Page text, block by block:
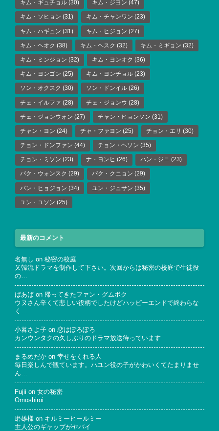
キム・ギュチョル (30) キム・ジヨン (47)
キム・ソヒョン (31) キム・チャンワン (23)
キム・ハギュン (31) キム・ヒジョン (27)
キム・ヘオク (38) キム・ヘスク (32) キム・ミギョン (32)
キム・ミンジョン (32) キム・ヨンオク (36)
キム・ヨンゴン (25) キム・ヨンチョル (23)
ソン・オクスク (30) ソン・ドンイル (26)
チェ・イルファ (28) チェ・ジョンウ (28)
チェ・ジョンウォン (27) チャン・ヒョンソン (31)
チャン・ヨン (24) チャ・ファヨン (25) チョン・エリ (30)
チョン・ドンファン (44) チョン・ヘソン (35)
チョン・ミソン (23) ナ・ヨンヒ (26) ハン・ジニ (23)
パク・ウォンスク (29) パク・クニョン (29)
パン・ヒョジョン (34) ユン・ジュサン (35)
ユン・ユソン (25)
最新のコメント
名無し on 秘密の校庭
又韓流ドラマを制作して下さい。次回からは秘密の校庭で生徒役
の…
ばあば on 帰ってきたファン・グムボク
ウヌさん辛くて悲しい役柄でしたけどハッピーエンドで終わらな
く…
小暮さよ子 on 恋はぽろぽろ
カンウンタクの久しぶりのドラマ放送待っています
まるめだか on 幸せをくれる人
毎日楽しんで観ています。ハユン役の子がかわいくてたまりませ
ん…
Fujii on 女の秘密
Omoshiroi
磨雄様 on キルミーヒールミー
主人公のギャップがヤバイ